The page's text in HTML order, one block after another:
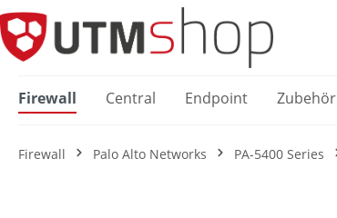
Zur Hauptnavigation springen
Firewall Central Endpoint Zubehör
Firewall Palo Alto Networks PA-5400 Series